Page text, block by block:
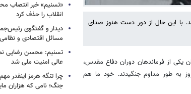
با این حال از دور دست هنوز صدای
یکی از فرماندهان دوران دفاع مقدس،
اول عملیات فتح‌المبین پرسنل رزمنده ۵ شبانه روز به طور مداوم جنگیدند. خود ما هم
«تسنیم» خبر انتصاب
انقلاب را حذف کرد
دیدار و گفتگوی
مسائل اقتصادی و
تسنیم: محسن رضایی
عالی امنیت ملی شد
چرا تنگه هرمز اینقدر
جنگ؛ نامی که هزاران